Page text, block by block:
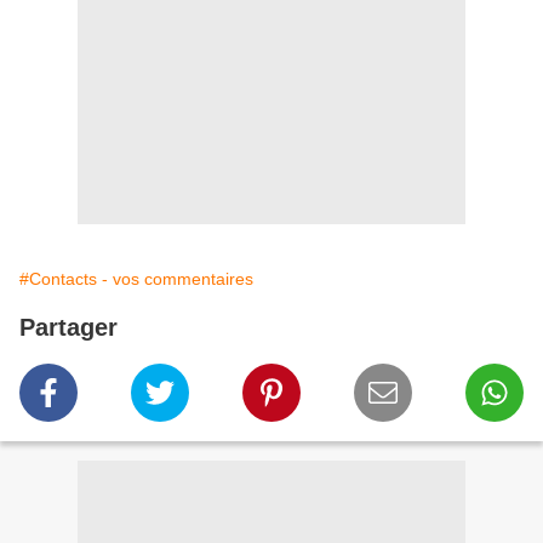
#Contacts - vos commentaires
Partager